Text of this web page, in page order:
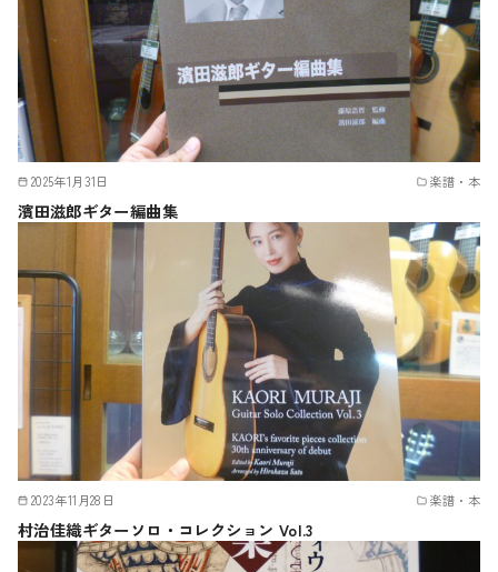
2025年1月31日 楽譜・本
濱田滋郎ギター編曲集
2023年11月28日 楽譜・本
村治佳織ギターソロ・コレクション Vol.3